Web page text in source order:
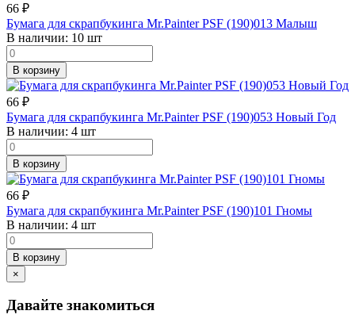
66 ₽
Бумага для скрапбукинга Mr.Painter PSF (190)013 Малыш
В наличии: 10 шт
В корзину
66 ₽
Бумага для скрапбукинга Mr.Painter PSF (190)053 Новый Год
В наличии: 4 шт
В корзину
66 ₽
Бумага для скрапбукинга Mr.Painter PSF (190)101 Гномы
В наличии: 4 шт
В корзину
×
Давайте знакомиться